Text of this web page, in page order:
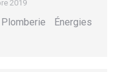
2019
Énergies